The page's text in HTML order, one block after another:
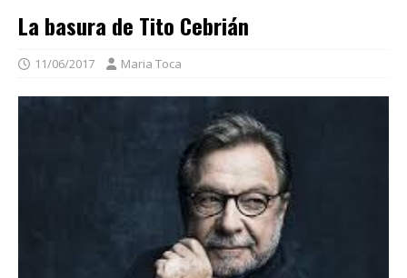
La basura de Tito Cebrián
11/06/2017 Maria Toca